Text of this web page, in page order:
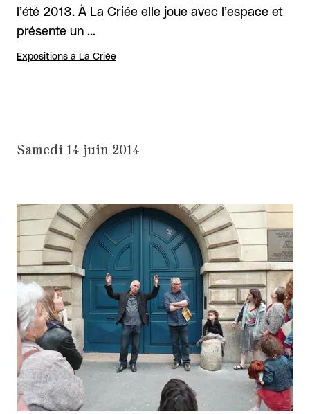
l’été 2013. À La Criée elle joue avec l’espace et
présente un …
Expositions à La Criée
Samedi 14 juin 2014